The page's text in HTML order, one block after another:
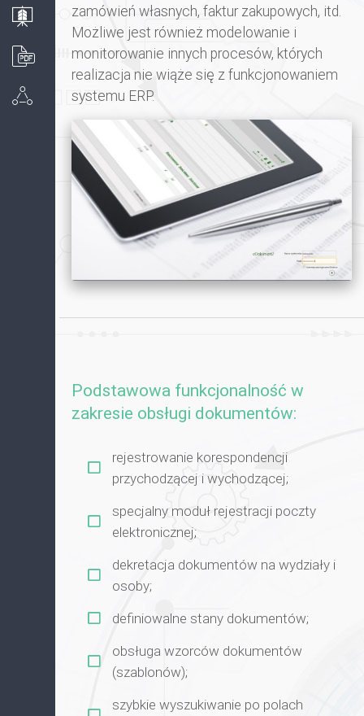
zamówień własnych, faktur zakupowych, itd.
Możliwe jest również modelowanie i
monitorowanie innych procesów, których
realizacja nie wiąże się z funkcjonowaniem
systemu ERP.
Podstawowa funkcjonalność w
zakresie obsługi dokumentów:
rejestrowanie korespondencji
przychodzącej i wychodzącej;
specjalny moduł rejestracji poczty
elektronicznej;
dekretacja dokumentów na wydziały i
osoby;
definiowalne stany dokumentów;
obsługa wzorców dokumentów
(szablonów);
szybkie wyszukiwanie po polach